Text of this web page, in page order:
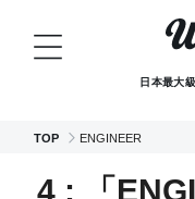
日本最大
TOP ENGINEER
4 : 「